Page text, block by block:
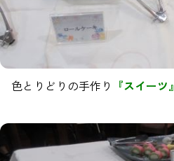
色とりどりの手作り 『スイーツ』